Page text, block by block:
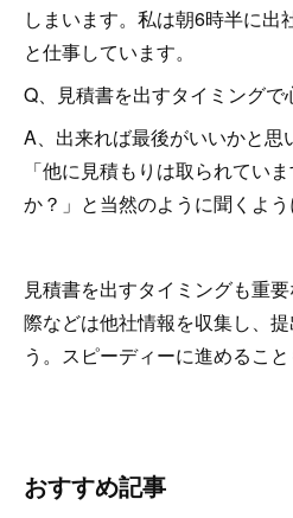
しまいます。私は朝6時半に出
と仕事しています。
Q、見積書を出すタイミングで
A、出来れば最後がいいかと思
「他に見積もりは取られてい
か？」と当然のように聞くよう
見積書を出すタイミングも重
際などは他社情報を収集し、
う。スピーディーに進めること
おすすめ記事